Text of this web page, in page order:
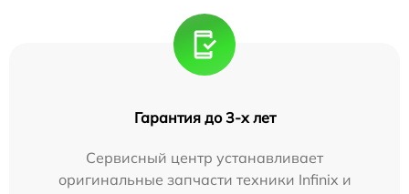
Гарантия до 3-х лет
Сервисный центр устанавливает
оригинальные запчасти техники Infinix и